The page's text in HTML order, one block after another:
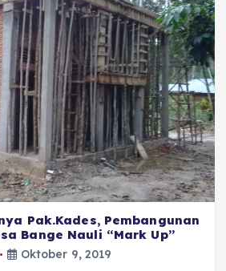
Pak.Kades, Pembangunan
Bange Nauli “Mark Up”
Oktober 9, 2019